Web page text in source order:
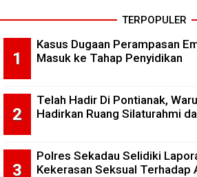
TERPOPULER
Kasus Dugaan Perampasan
Masuk ke Tahap Penyidikan
Telah Hadir Di Pontianak,
Hadirkan Ruang Silaturahmi
Polres Sekadau Selidiki
Kekerasan Seksual Terhadap